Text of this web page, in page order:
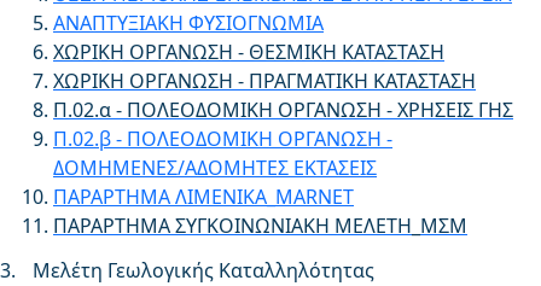
ΑΝΑΠΤΥΞΙΑΚΗ ΦΥΣΙΟΓΝΩΜΙΑ
ΧΩΡΙΚΗ ΟΡΓΑΝΩΣΗ - ΘΕΣΜΙΚΗ ΚΑΤΑΣΤΑΣΗ
ΧΩΡΙΚΗ ΟΡΓΑΝΩΣΗ - ΠΡΑΓΜΑΤΙΚΗ ΚΑΤΑΣΤΑΣΗ
Π.02.α - ΠΟΛΕΟΔΟΜΙΚΗ ΟΡΓΑΝΩΣΗ - ΧΡΗΣΕΙΣ ΓΗΣ
Π.02.β - ΠΟΛΕΟΔΟΜΙΚΗ ΟΡΓΑΝΩΣΗ -
ΔΟΜΗΜΕΝΕΣ/ΑΔΟΜΗΤΕΣ ΕΚΤΑΣΕΙΣ
ΠΑΡΑΡΤΗΜΑ ΛΙΜΕΝΙΚΑ_MARNET
ΠΑΡΑΡΤΗΜΑ ΣΥΓΚΟΙΝΩΝΙΑΚΗ ΜΕΛΕΤΗ_ΜΣΜ
3.
Μελέτη Γεωλογικής Καταλληλότητας